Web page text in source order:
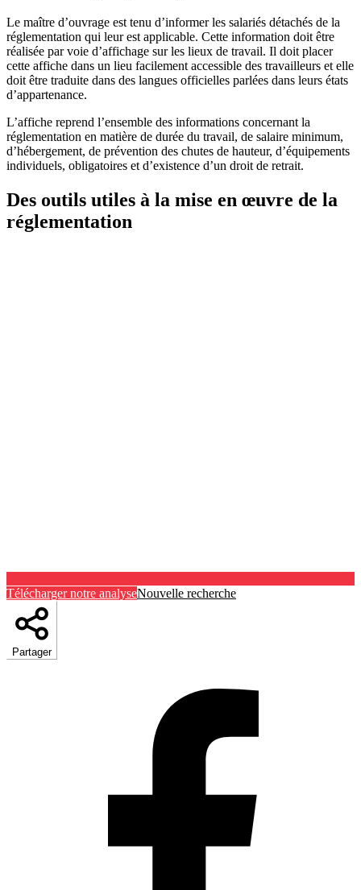
Le maître d’ouvrage est tenu d’informer les salariés détachés de la
réglementation qui leur est applicable. Cette information doit être
réalisée par voie d’affichage sur les lieux de travail. Il doit placer
cette affiche dans un lieu facilement accessible des travailleurs et elle
doit être traduite dans des langues officielles parlées dans leurs états
d’appartenance.
L’affiche reprend l’ensemble des informations concernant la
réglementation en matière de durée du travail, de salaire minimum,
d’hébergement, de prévention des chutes de hauteur, d’équipements
individuels, obligatoires et d’existence d’un droit de retrait.
Des outils utiles à la mise en œuvre de la
réglementation
Télécharger notre analyseNouvelle recherche
Partager